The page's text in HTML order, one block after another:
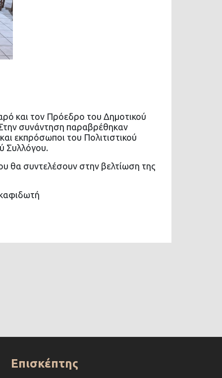
και τον Πρόεδρο του Δημοτικού
συνάντηση παραβρέθηκαν
εκπρόσωποι του Πολιτιστικού
Συλλόγου.
θα συντελέσουν στην βελτίωση της
Επισκέπτης